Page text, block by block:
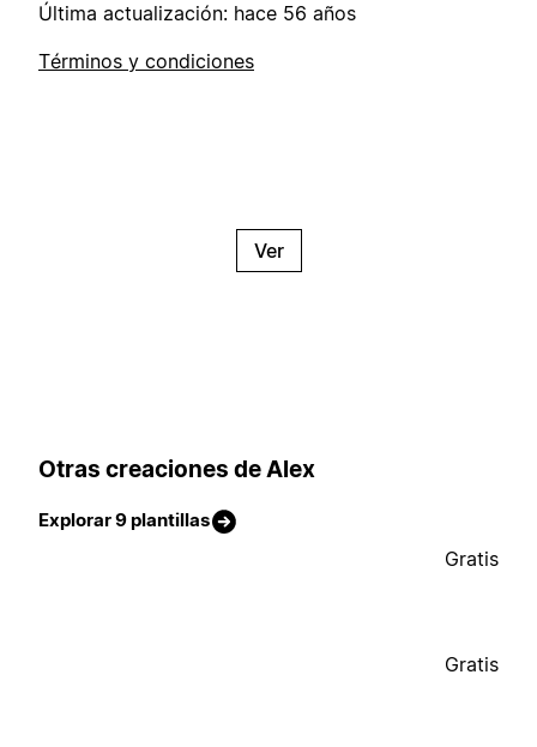
Última actualización: hace 56 años
Términos y condiciones
Ver
Otras creaciones de Alex
Explorar 9 plantillas
Gratis
Gratis